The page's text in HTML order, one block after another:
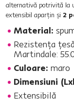
alternativă potrivită la
extensibil aparţin şi 2
Material:
Rezistenţa
Martindale:
Culoare: maro
Dimensiuni
Extensibilă